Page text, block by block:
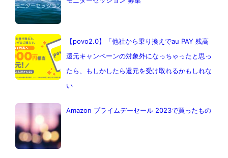
【povo2.0】「他社から乗り換えでau PAY 残高
還元キャンペーンの対象外になっちゃったと思っ
たら、もしかしたら還元を受け取れるかもしれな
い
Amazon プライムデーセール 2023で買ったもの